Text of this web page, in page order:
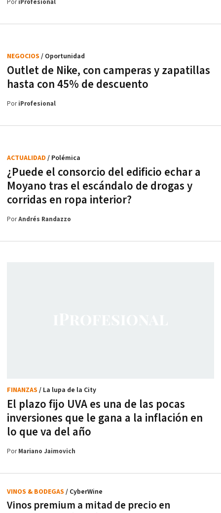
PoriProfesional
Outlet de Nike, con camperas y zapatillas
hasta con 45% de descuento
NEGOCIOS / Oportunidad
PoriProfesional
¿Puede el consorcio del edificio echar a
Moyano tras el escándalo de drogas y
corridas en ropa interior?
ACTUALIDAD / Polémica
PorAndrés Randazzo
El plazo fijo UVA es una de las pocas
inversiones que le gana a la inflación en
lo que va del año
FINANZAS / La lupa de la City
PorMariano Jaimovich
Vinos premium a mitad de precio en
VINOS & BODEGAS / CyberWine